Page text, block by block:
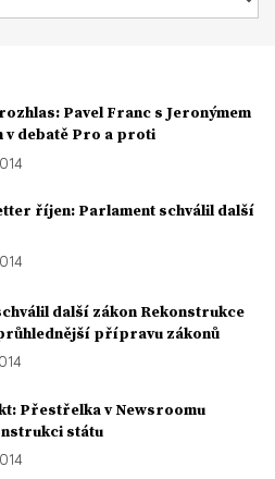
Pavel Franc s Jeronýmem
v debatě Pro a proti
říjen: Parlament schválil další
další zákon Rekonstrukce
přípravu zákonů
Přestřelka v Newsroomu
státu